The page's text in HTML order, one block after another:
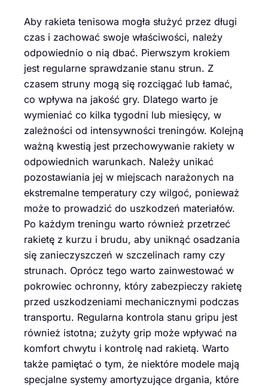
Aby rakieta tenisowa mogła służyć przez długi
czas i zachować swoje właściwości, należy
odpowiednio o nią dbać. Pierwszym krokiem
jest regularne sprawdzanie stanu strun. Z
czasem struny mogą się rozciągać lub łamać,
co wpływa na jakość gry. Dlatego warto je
wymieniać co kilka tygodni lub miesięcy, w
zależności od intensywności treningów. Kolejną
ważną kwestią jest przechowywanie rakiety w
odpowiednich warunkach. Należy unikać
pozostawiania jej w miejscach narażonych na
ekstremalne temperatury czy wilgoć, ponieważ
może to prowadzić do uszkodzeń materiałów.
Po każdym treningu warto również przetrzeć
rakietę z kurzu i brudu, aby uniknąć osadzania
się zanieczyszczeń w szczelinach ramy czy
strunach. Oprócz tego warto zainwestować w
pokrowiec ochronny, który zabezpieczy rakietę
przed uszkodzeniami mechanicznymi podczas
transportu. Regularna kontrola stanu gripu jest
również istotna; zużyty grip może wpływać na
komfort chwytu i kontrolę nad rakietą. Warto
także pamiętać o tym, że niektóre modele mają
specjalne systemy amortyzujące drgania, które